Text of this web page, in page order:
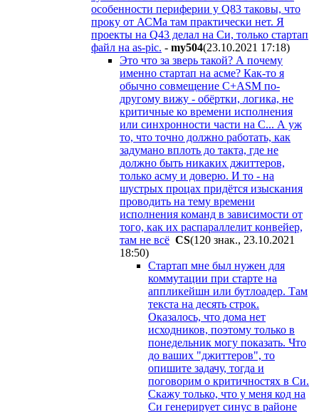
особенности периферии у Q83 таковы, что
проку от АСМа там практически нет. Я
проекты на Q43 делал на Си, только стартап
файл на as-pic. - my504(23.10.2021 17:18)
Это что за зверь такой? А почему
именно стартап на асме? Как-то я
обычно совмещение С+АSM по-
другому вижу - обёртки, логика, не
критичные ко времени исполнения
или синхронности части на C... А уж
то, что точно должно работать, как
задумано вплоть до такта, где не
должно быть никаких джиттеров,
только асму и доверю. И то - на
шустрых процах придётся изыскания
проводить на тему времени
исполнения команд в зависимости от
того, как их распараллелит конвейер,
там не всё CS(120 знак., 23.10.2021
18:50)
Стартап мне был нужен для
коммутации при старте на
аппликейшн или бутлоадер. Там
текста на десять строк.
Оказалось, что дома нет
исходников, поэтому только в
понедельник могу показать. Что
до ваших "джиттеров", то
опишите задачу, тогда и
поговорим о критичностях в Си.
Скажу только, что у меня код на
Си генерирует синус в районе